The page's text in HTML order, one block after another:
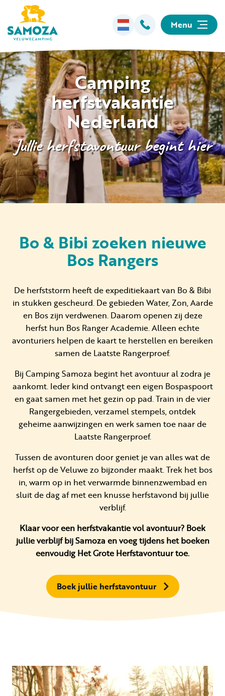
Menu
Overnachten
Faciliteiten
Animatie
Omgeving
Informatie
Particulier huren
+31 (0) 577 411 283
Gastinformatie
Contact
Werken bij
Mijn Samoza
Camping
herfstvakantie
Nederland
Jullie herfstavontuur begint hier
Bo & Bibi zoeken nieuwe
Bos Rangers
De herfststorm heeft de expeditiekaart van Bo & Bibi
in stukken gescheurd. De gebieden Water, Zon, Aarde
en Bos zijn verdwenen. Daarom openen zij deze
herfst hun Bos Ranger Academie. Alleen echte
avonturiers helpen de kaart te herstellen en bereiken
samen de Laatste Rangerproef.
Bij Camping Samoza begint het avontuur al zodra je
aankomt. Ieder kind ontvangt een eigen Bospaspoort
en gaat samen met het gezin op pad. Train in de vier
Rangergebieden, verzamel stempels, ontdek
geheime aanwijzingen en werk samen toe naar de
Laatste Rangerproef.
Tussen de avonturen door geniet je van alles wat de
herfst op de Veluwe zo bijzonder maakt. Trek het bos
in, warm op in het verwarmde binnenzwembad en
sluit de dag af met een knusse herfstavond bij jullie
verblijf.
Klaar voor een herfstvakantie vol avontuur? Boek
jullie verblijf bij Samoza en voeg tijdens het boeken
eenvoudig Het Grote Herfstavontuur toe.
Boek jullie herfstavontuur